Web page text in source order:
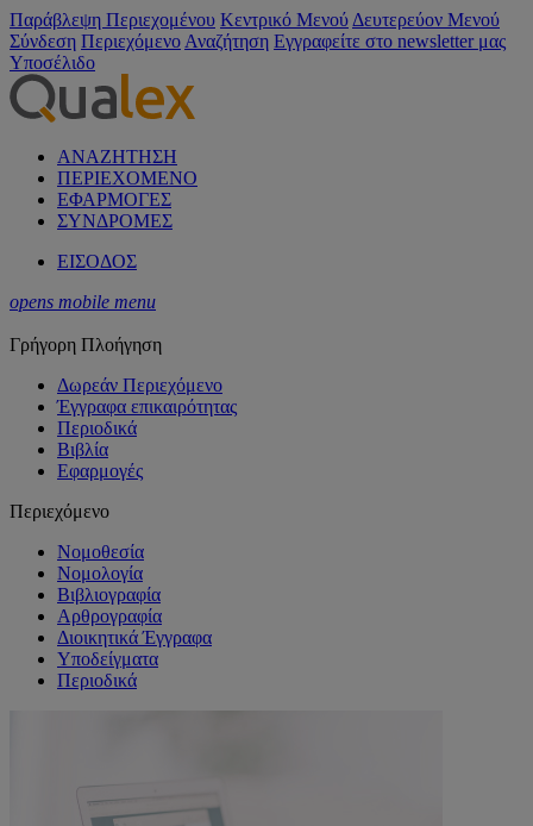
Παράβλεψη Περιεχομένου Κεντρικό Μενού Δευτερεύον Μενού
Σύνδεση Περιεχόμενο Αναζήτηση Εγγραφείτε στο newsletter μας
Υποσέλιδο
ΑΝΑΖΗΤΗΣΗ
ΠΕΡΙΕΧΟΜΕΝΟ
ΕΦΑΡΜΟΓΕΣ
ΣΥΝΔΡΟΜΕΣ
ΕΙΣΟΔΟΣ
opens mobile menu
Γρήγορη Πλοήγηση
Δωρεάν Περιεχόμενο
Έγγραφα επικαιρότητας
Περιοδικά
Βιβλία
Εφαρμογές
Περιεχόμενο
Νομοθεσία
Νομολογία
Βιβλιογραφία
Αρθρογραφία
Διοικητικά Έγγραφα
Υποδείγματα
Περιοδικά